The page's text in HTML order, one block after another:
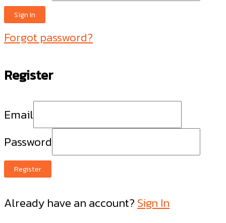
Sign In
Forgot password?
Register
Email
Password
Register
Already have an account? Sign In